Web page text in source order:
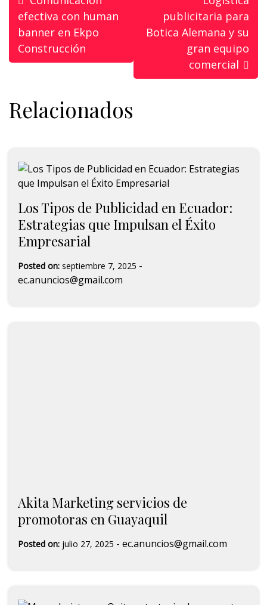
efectiva con human
banner en Ekpo
Construcción
publicitaria para
Botica Alemana y su
gran equipo
comercial
Relacionados
Los Tipos de Publicidad en Ecuador:
Estrategias que Impulsan el Éxito
Empresarial
Posted on: septiembre 7, 2025 -
ec.anuncios@gmail.com
Akita Marketing servicios de
promotoras en Guayaquil
Posted on: julio 27, 2025 - ec.anuncios@gmail.com